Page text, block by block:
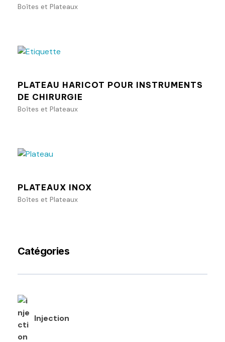
Boîtes et Plateaux
PLATEAU HARICOT POUR INSTRUMENTS
DE CHIRURGIE
Boîtes et Plateaux
PLATEAUX INOX
Boîtes et Plateaux
Catégories
Injection